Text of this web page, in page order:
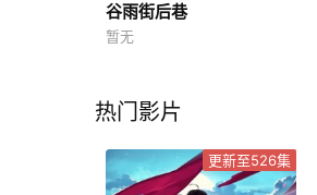
谷雨街后巷
暂无
热门影片
更新至526集